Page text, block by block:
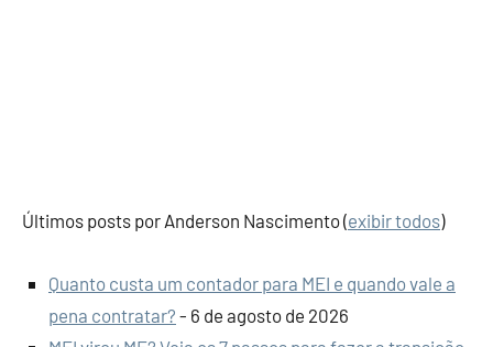
Últimos posts por Anderson Nascimento(exibir todos)
Quanto custa um contador para MEI e quando vale a
pena contratar? - 6 de agosto de 2026